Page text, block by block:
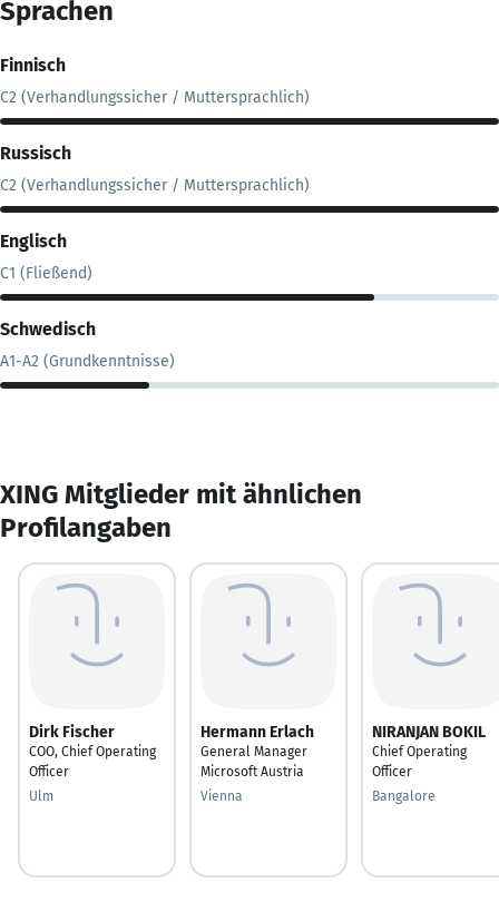
Sprachen
Finnisch
C2 (Verhandlungssicher / Muttersprachlich)
Russisch
C2 (Verhandlungssicher / Muttersprachlich)
Englisch
C1 (Fließend)
Schwedisch
A1-A2 (Grundkenntnisse)
XING Mitglieder mit ähnlichen
Profilangaben
Dirk Fischer
COO, Chief Operating
Officer
Ulm
Hermann Erlach
General Manager
Microsoft Austria
Vienna
NIRANJAN BOKIL
Chief Operating
Officer
Bangalore